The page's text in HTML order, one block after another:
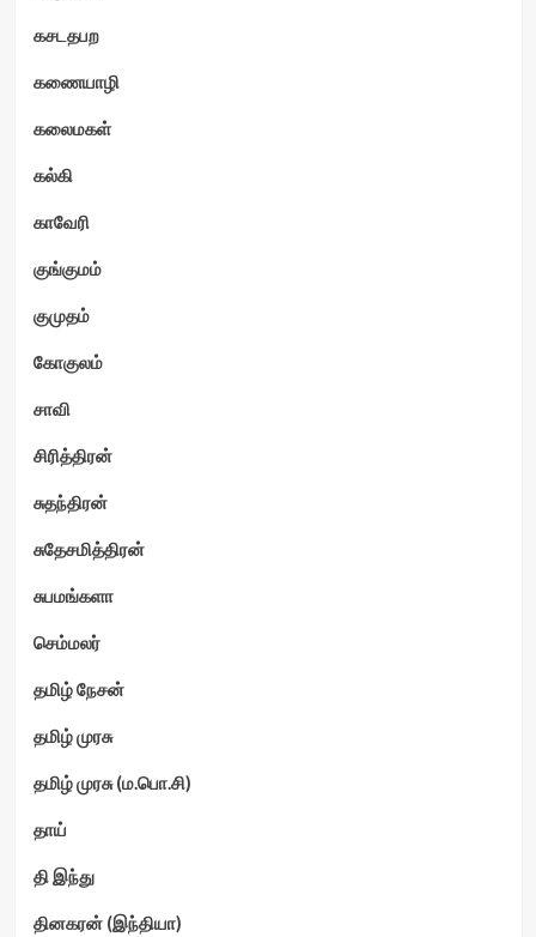
கசடதபற
கணையாழி
கலைமகள்
கல்கி
காவேரி
குங்குமம்
குமுதம்
கோகுலம்
சாவி
சிரித்திரன்
சுதந்திரன்
சுதேசமித்திரன்
சுபமங்களா
செம்மலர்
தமிழ் நேசன்
தமிழ் முரசு
தமிழ் முரசு (ம.பொ.சி)
தாய்
தி இந்து
தினகரன் (இந்தியா)